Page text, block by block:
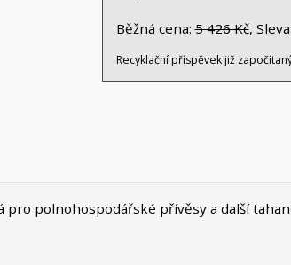
Běžná cena:5 426 Kč, Sleva:
Recyklační příspěvek již
pro polnohospodářské přívěsy a další